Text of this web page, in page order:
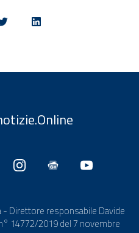
Direttore responsabile Davide
14772/2019 del 7 novembre